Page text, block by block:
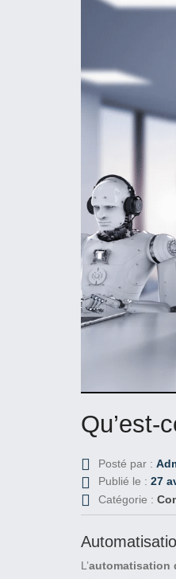
Qu’est-
Posté par :
Publié le : 27
Catégorie :
L’automatisation